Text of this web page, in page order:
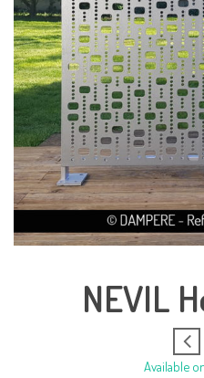
NEVIL
Available